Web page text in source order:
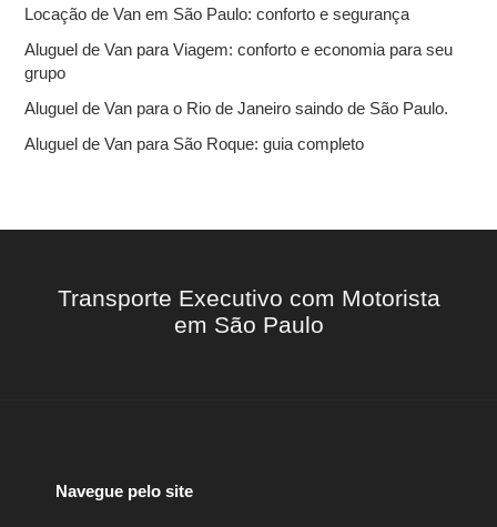
rLocação de Van em São Paulo: conforto e segurança
Aluguel de Van para Viagem: conforto e economia para seu
grupo
Aluguel de Van para o Rio de Janeiro saindo de São Paulo.
Aluguel de Van para São Roque: guia completo
Transporte Executivo com Motorista
em São Paulo
Navegue pelo site